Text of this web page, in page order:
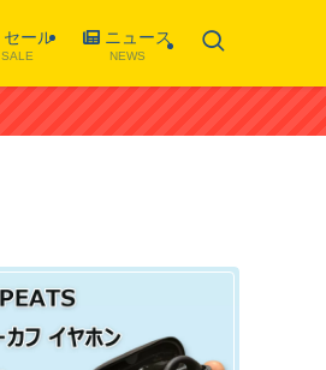
セール
SALE
ニュース
NEWS